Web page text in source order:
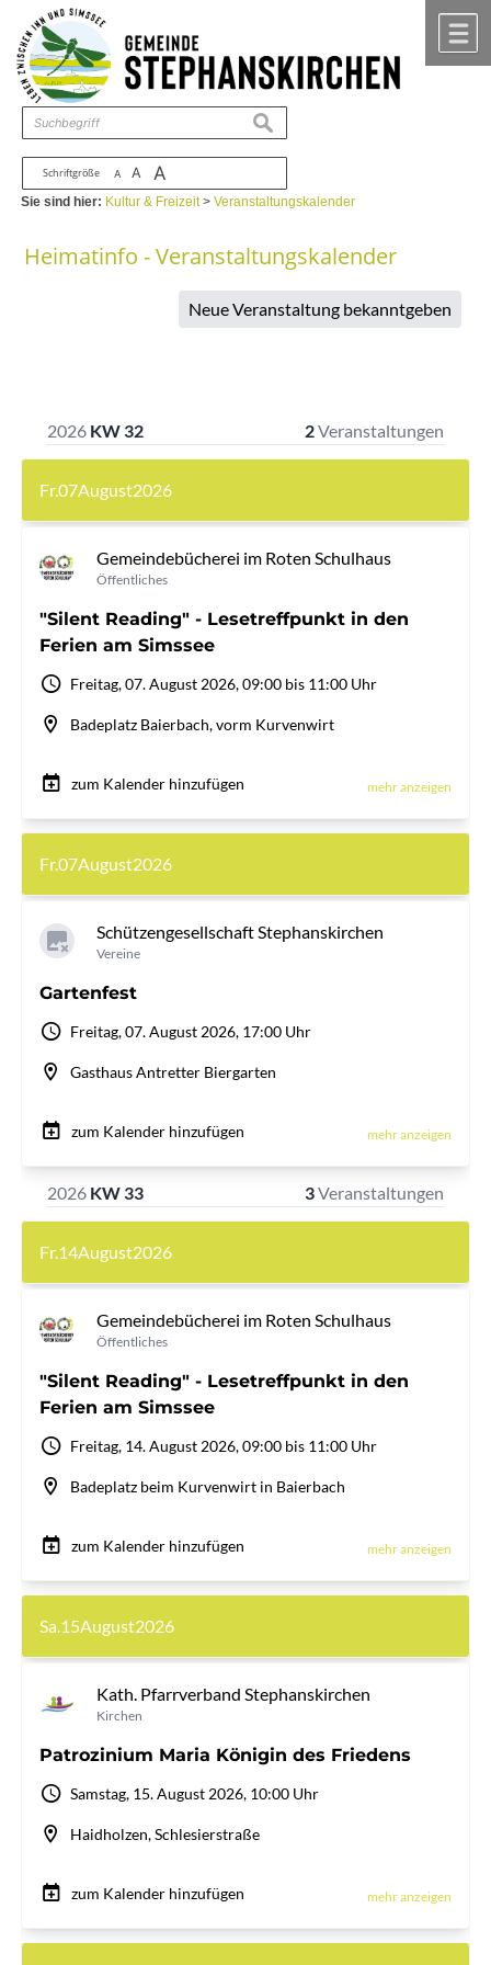
Zum Inhalt ,zur Navigation
Schriftgröße A A A
suchen
Sie sind hier: Kultur & Freizeit>Veranstaltungskalender
Heimatinfo - Veranstaltungskalender